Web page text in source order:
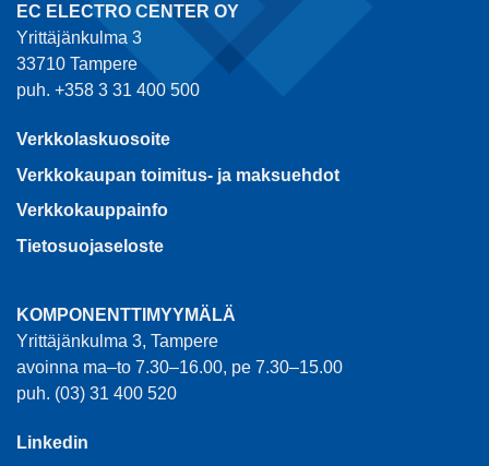
EC ELECTRO CENTER OY
Yrittäjänkulma 3
33710 Tampere
puh. +358 3 31 400 500
Verkkolaskuosoite
Verkkokaupan toimitus- ja maksuehdot
Verkkokauppainfo
Tietosuojaseloste
KOMPONENTTIMYYMÄLÄ
Yrittäjänkulma 3, Tampere
avoinna ma–to 7.30–16.00, pe 7.30–15.00
puh. (03) 31 400 520
Linkedin